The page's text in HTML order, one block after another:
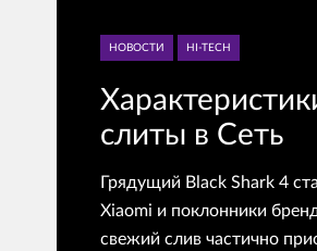
НОВОСТИ HI-TECH
слиты в Сеть
Грядущий Black Shark 4
Xiaomi и поклонники
свежий слив частично